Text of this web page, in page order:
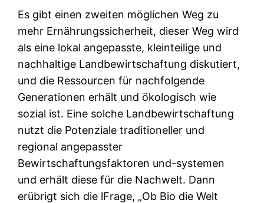
Es gibt einen zweiten möglichen Weg zu
mehr Ernährungssicherheit, dieser Weg wird
als eine lokal angepasste, kleinteilige und
nachhaltige Landbewirtschaftung diskutiert,
und die Ressourcen für nachfolgende
Generationen erhält und ökologisch wie
sozial ist. Eine solche Landbewirtschaftung
nutzt die Potenziale traditioneller und
regional angepasster
Bewirtschaftungsfaktoren und-systemen
und erhält diese für die Nachwelt. Dann
erübrigt sich die lFrage, „Ob Bio die Welt